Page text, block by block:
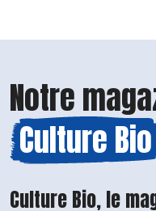
Notre
Culture Bio
Culture Bio, le